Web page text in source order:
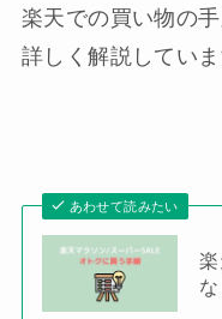
楽天での買い物の
詳しく解説していま
あわせて読みたい